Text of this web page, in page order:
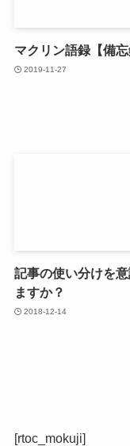
マクリン語録【備忘
2019-11-27
記事の使い分けを
ますか？
2018-12-14
[rtoc_mokuji]